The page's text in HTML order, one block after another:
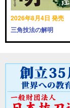
2026年8月4日 発売
三角技法の解明